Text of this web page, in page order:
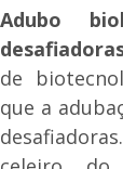
Adubo
de
que a